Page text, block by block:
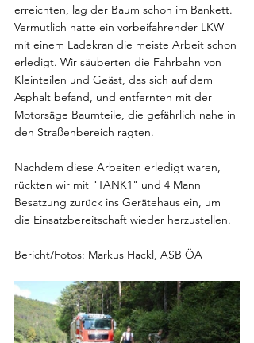
erreichten, lag der Baum schon im Bankett.
Vermutlich hatte ein vorbeifahrender LKW
mit einem Ladekran die meiste Arbeit schon
erledigt. Wir säuberten die Fahrbahn von
Kleinteilen und Geäst, das sich auf dem
Asphalt befand, und entfernten mit der
Motorsäge Baumteile, die gefährlich nahe in
den Straßenbereich ragten.
Nachdem diese Arbeiten erledigt waren,
rückten wir mit "TANK1" und 4 Mann
Besatzung zurück ins Gerätehaus ein, um
die Einsatzbereitschaft wieder herzustellen.
Bericht/Fotos: Markus Hackl, ASB ÖA